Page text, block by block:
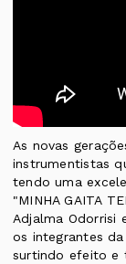
As novas
instrumentistas
tendo uma
"MINHA GAITA
Adjalma Odorrisi
os integrantes
surtindo efeito e